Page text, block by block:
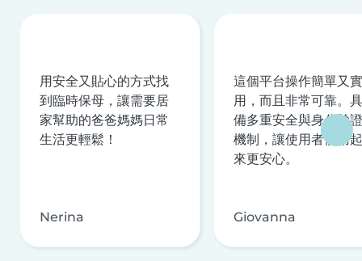
用安全又貼心的方式找
到臨時保母，讓需要居
家幫助的爸爸媽媽日常
生活更輕鬆！
Nerina
這個平台操作簡單又實
用，而且非常可靠。具
備多重安全與身分驗證
機制，讓使用者使用起
來更安心。
Giovanna